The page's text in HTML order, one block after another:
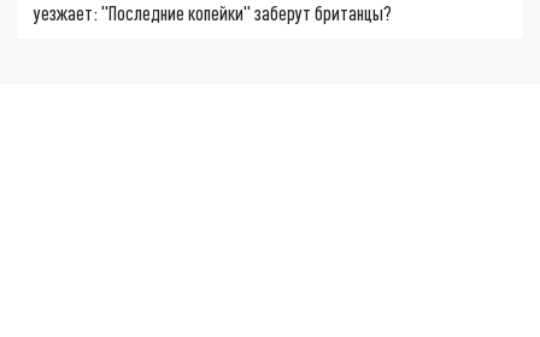
уезжает: "Последние копейки" заберут британцы?